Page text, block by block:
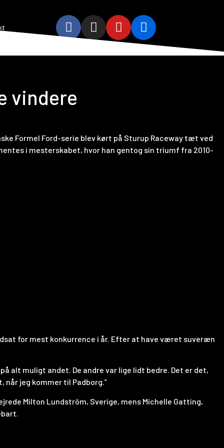
vindere
Formel Ford-serie blev kørt på Sturup Raceway tæt ved
i mesterskabet, hvor han gentog sin triumf fra 2010-
for mest konkurrence i år. Efter at have været suveræn
alt muligt andet. De andre var lige lidt bedre. Det er det,
når jeg kommer til Padborg.”
Milton Lundström, Sverige, mens Michelle Gatting,